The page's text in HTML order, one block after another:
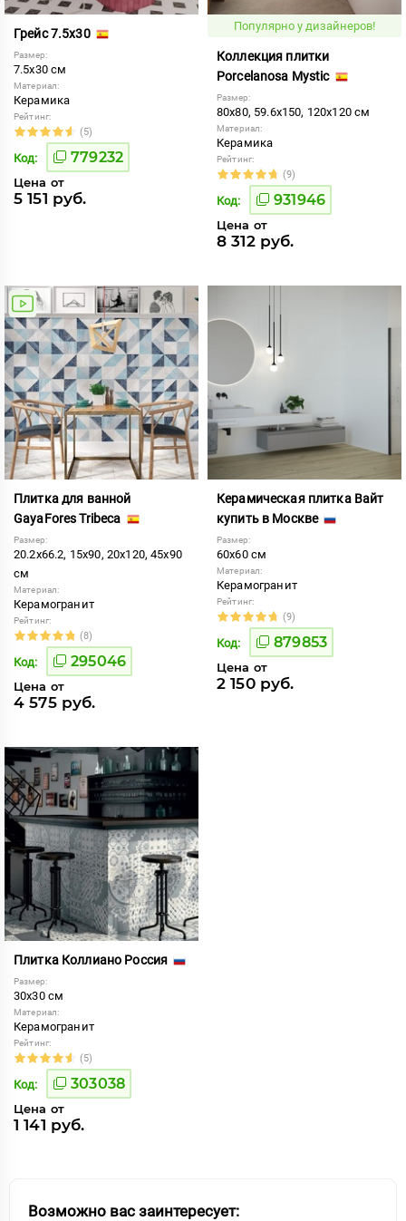
Грейс 7.5x30
Размер:
7.5x30 см
Материал:
Керамика
Рейтинг:
(5)
Код: 779232
Цена от
5 151 руб.
Популярно у дизайнеров!
Коллекция плитки
Porcelanosa Mystic
Размер:
80x80, 59.6x150, 120x120 см
Материал:
Керамика
Рейтинг:
(9)
Код: 931946
Цена от
8 312 руб.
Плитка для ванной
GayaFores Tribeca
Размер:
20.2x66.2, 15x90, 20x120, 45x90
см
Материал:
Керамогранит
Рейтинг:
(8)
Код: 295046
Цена от
4 575 руб.
Керамическая плитка Вайт
купить в Москве
Размер:
60x60 см
Материал:
Керамогранит
Рейтинг:
(9)
Код: 879853
Цена от
2 150 руб.
Плитка Коллиано Россия
Размер:
30x30 см
Материал:
Керамогранит
Рейтинг:
(5)
Код: 303038
Цена от
1 141 руб.
Возможно вас заинтересует: